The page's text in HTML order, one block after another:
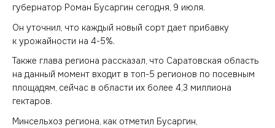
губернатор Роман Бусаргин сегодня, 9 июля.
Он уточнил, что каждый новый сорт дает прибавку
к урожайности на 4-5%.
Также глава региона рассказал, что Саратовская область
на данный момент входит в топ-5 регионов по посевным
площадям, сейчас в области их более 4,3 миллиона
гектаров.
Минсельхоз региона, как отметил Бусаргин,